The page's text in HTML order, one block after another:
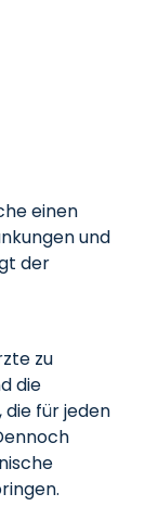
einen
und
der
zu
die
für jeden